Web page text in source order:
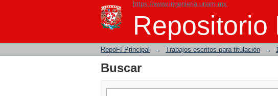
https://www.ingenieria.unam.mx
Repositorio
Buscar
RepoFI Principal → Trabajos escritos para titulación →
Buscar